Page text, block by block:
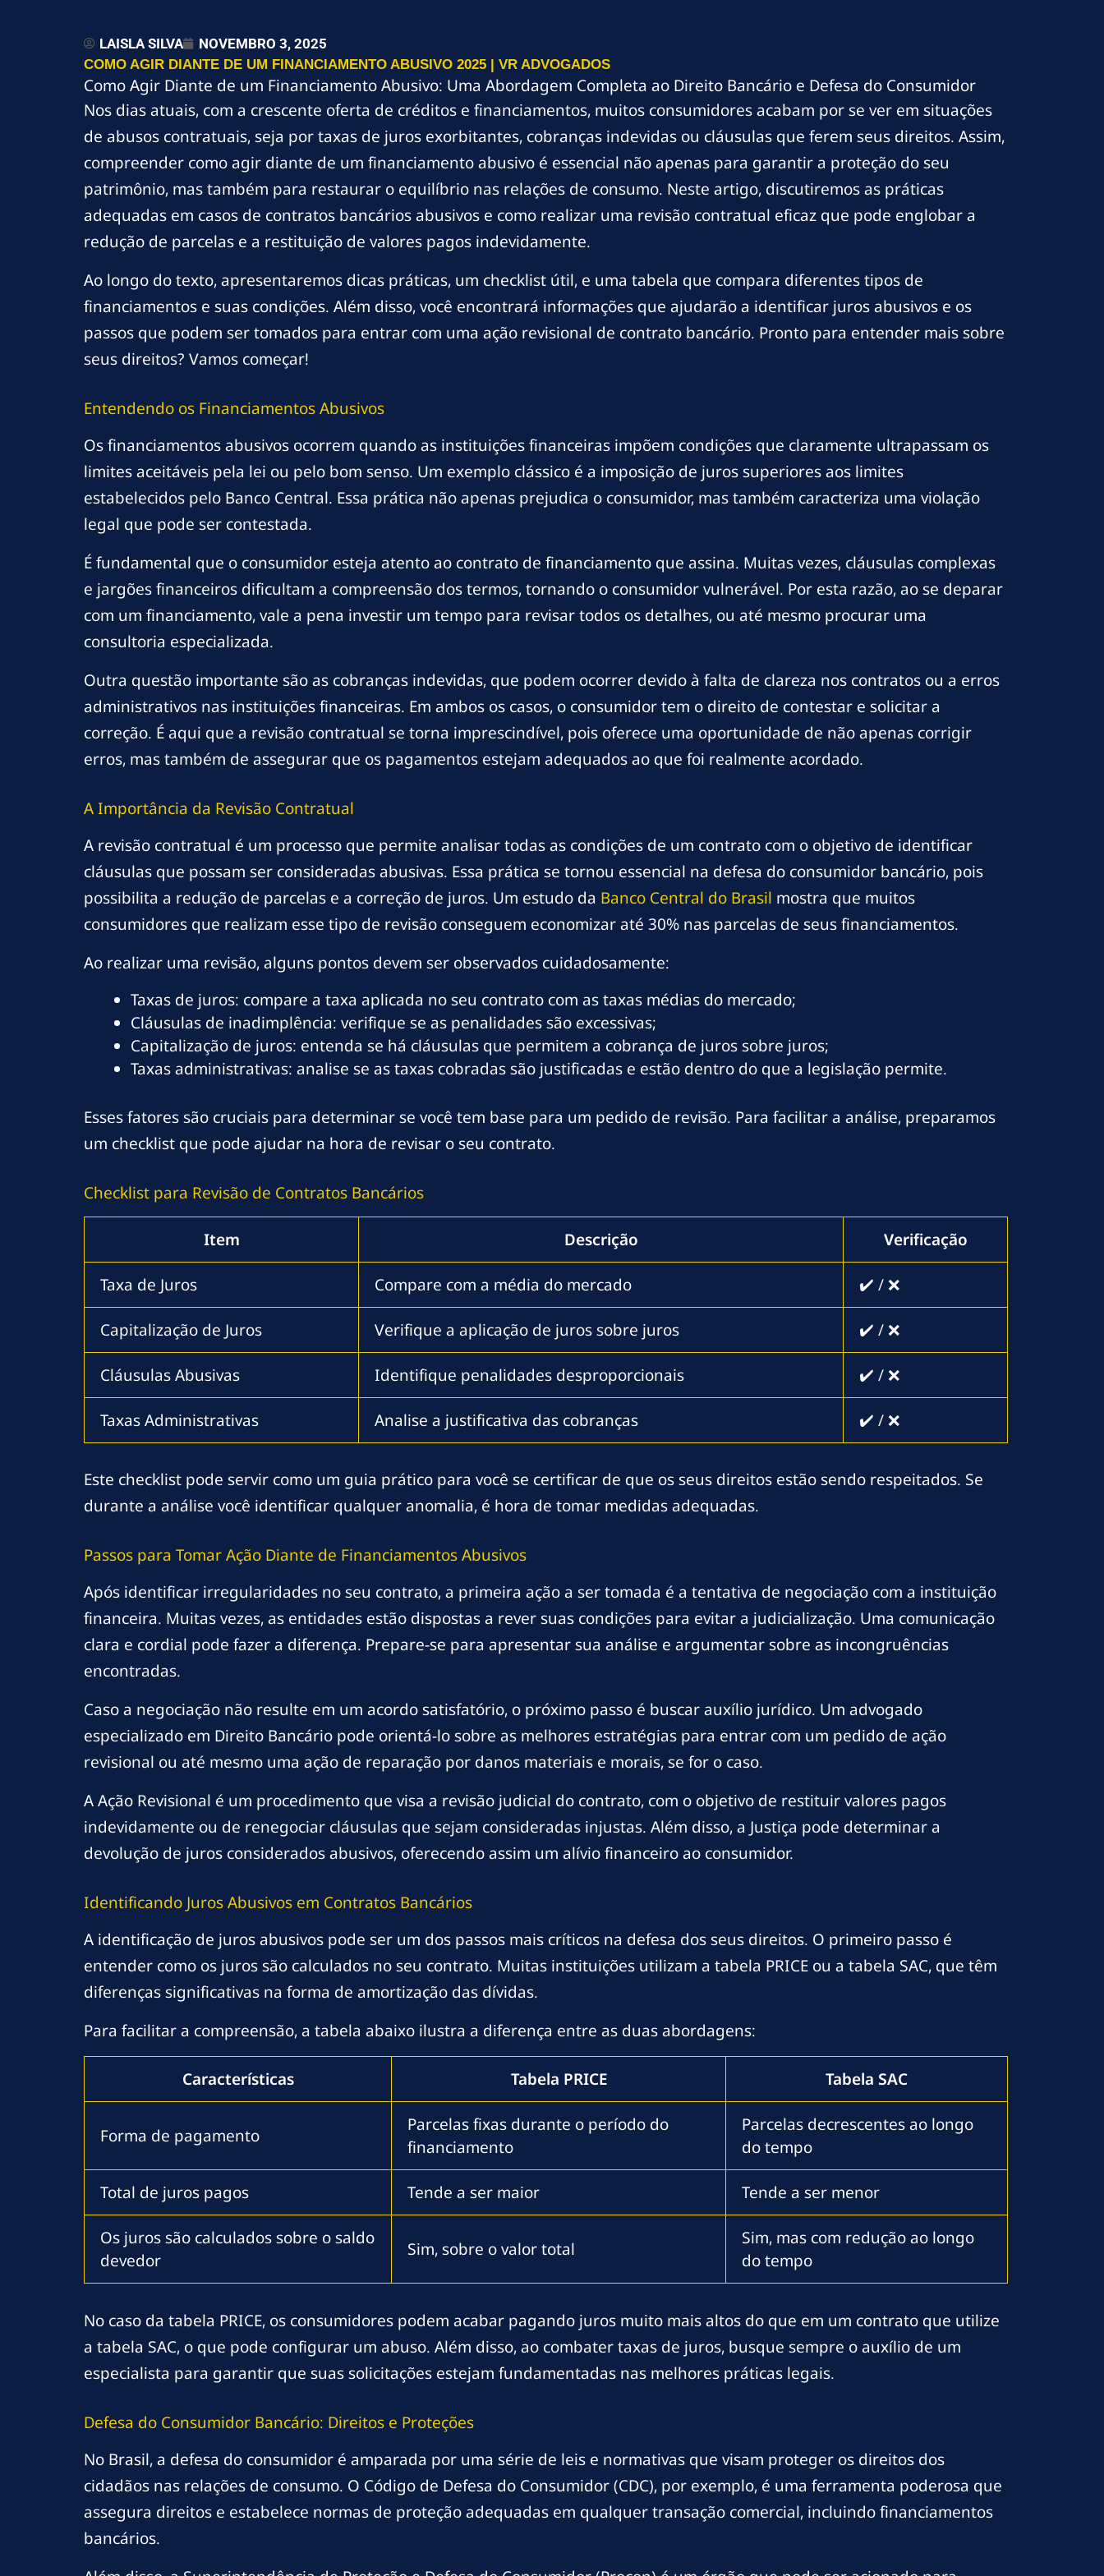
LAISLA SILVA NOVEMBRO 3, 2025
COMO AGIR DIANTE DE UM FINANCIAMENTO ABUSIVO 2025 | VR ADVOGADOS
Como Agir Diante de um Financiamento Abusivo: Uma Abordagem Completa ao Direito Bancário e Defesa do Consumidor
Nos dias atuais, com a crescente oferta de créditos e financiamentos, muitos consumidores acabam por se ver em situações
de abusos contratuais, seja por taxas de juros exorbitantes, cobranças indevidas ou cláusulas que ferem seus direitos. Assim,
compreender como agir diante de um financiamento abusivo é essencial não apenas para garantir a proteção do seu
patrimônio, mas também para restaurar o equilíbrio nas relações de consumo. Neste artigo, discutiremos as práticas
adequadas em casos de contratos bancários abusivos e como realizar uma revisão contratual eficaz que pode englobar a
redução de parcelas e a restituição de valores pagos indevidamente.
Ao longo do texto, apresentaremos dicas práticas, um checklist útil, e uma tabela que compara diferentes tipos de
financiamentos e suas condições. Além disso, você encontrará informações que ajudarão a identificar juros abusivos e os
passos que podem ser tomados para entrar com uma ação revisional de contrato bancário. Pronto para entender mais sobre
seus direitos? Vamos começar!
Entendendo os Financiamentos Abusivos
Os financiamentos abusivos ocorrem quando as instituições financeiras impõem condições que claramente ultrapassam os
limites aceitáveis pela lei ou pelo bom senso. Um exemplo clássico é a imposição de juros superiores aos limites
estabelecidos pelo Banco Central. Essa prática não apenas prejudica o consumidor, mas também caracteriza uma violação
legal que pode ser contestada.
É fundamental que o consumidor esteja atento ao contrato de financiamento que assina. Muitas vezes, cláusulas complexas
e jargões financeiros dificultam a compreensão dos termos, tornando o consumidor vulnerável. Por esta razão, ao se deparar
com um financiamento, vale a pena investir um tempo para revisar todos os detalhes, ou até mesmo procurar uma
consultoria especializada.
Outra questão importante são as cobranças indevidas, que podem ocorrer devido à falta de clareza nos contratos ou a erros
administrativos nas instituições financeiras. Em ambos os casos, o consumidor tem o direito de contestar e solicitar a
correção. É aqui que a revisão contratual se torna imprescindível, pois oferece uma oportunidade de não apenas corrigir
erros, mas também de assegurar que os pagamentos estejam adequados ao que foi realmente acordado.
A Importância da Revisão Contratual
A revisão contratual é um processo que permite analisar todas as condições de um contrato com o objetivo de identificar
cláusulas que possam ser consideradas abusivas. Essa prática se tornou essencial na defesa do consumidor bancário, pois
possibilita a redução de parcelas e a correção de juros. Um estudo da Banco Central do Brasil mostra que muitos
consumidores que realizam esse tipo de revisão conseguem economizar até 30% nas parcelas de seus financiamentos.
Ao realizar uma revisão, alguns pontos devem ser observados cuidadosamente:
Taxas de juros: compare a taxa aplicada no seu contrato com as taxas médias do mercado;
Cláusulas de inadimplência: verifique se as penalidades são excessivas;
Capitalização de juros: entenda se há cláusulas que permitem a cobrança de juros sobre juros;
Taxas administrativas: analise se as taxas cobradas são justificadas e estão dentro do que a legislação permite.
Esses fatores são cruciais para determinar se você tem base para um pedido de revisão. Para facilitar a análise, preparamos
um checklist que pode ajudar na hora de revisar o seu contrato.
Checklist para Revisão de Contratos Bancários
Item Descrição Verificação
Taxa de Juros Compare com a média do mercado ✔️ / ❌
Capitalização de Juros Verifique a aplicação de juros sobre juros ✔️ / ❌
Cláusulas Abusivas Identifique penalidades desproporcionais ✔️ / ❌
Taxas Administrativas Analise a justificativa das cobranças ✔️ / ❌
Este checklist pode servir como um guia prático para você se certificar de que os seus direitos estão sendo respeitados. Se
durante a análise você identificar qualquer anomalia, é hora de tomar medidas adequadas.
Passos para Tomar Ação Diante de Financiamentos Abusivos
Após identificar irregularidades no seu contrato, a primeira ação a ser tomada é a tentativa de negociação com a instituição
financeira. Muitas vezes, as entidades estão dispostas a rever suas condições para evitar a judicialização. Uma comunicação
clara e cordial pode fazer a diferença. Prepare-se para apresentar sua análise e argumentar sobre as incongruências
encontradas.
Caso a negociação não resulte em um acordo satisfatório, o próximo passo é buscar auxílio jurídico. Um advogado
especializado em Direito Bancário pode orientá-lo sobre as melhores estratégias para entrar com um pedido de ação
revisional ou até mesmo uma ação de reparação por danos materiais e morais, se for o caso.
A Ação Revisional é um procedimento que visa a revisão judicial do contrato, com o objetivo de restituir valores pagos
indevidamente ou de renegociar cláusulas que sejam consideradas injustas. Além disso, a Justiça pode determinar a
devolução de juros considerados abusivos, oferecendo assim um alívio financeiro ao consumidor.
Identificando Juros Abusivos em Contratos Bancários
A identificação de juros abusivos pode ser um dos passos mais críticos na defesa dos seus direitos. O primeiro passo é
entender como os juros são calculados no seu contrato. Muitas instituições utilizam a tabela PRICE ou a tabela SAC, que têm
diferenças significativas na forma de amortização das dívidas.
Para facilitar a compreensão, a tabela abaixo ilustra a diferença entre as duas abordagens:
Características Tabela PRICE Tabela SAC
Forma de pagamento
Parcelas fixas durante o período do
financiamento
Parcelas decrescentes ao longo
do tempo
Total de juros pagos Tende a ser maior Tende a ser menor
Os juros são calculados sobre o saldo
devedor
Sim, sobre o valor total
Sim, mas com redução ao longo
do tempo
No caso da tabela PRICE, os consumidores podem acabar pagando juros muito mais altos do que em um contrato que utilize
a tabela SAC, o que pode configurar um abuso. Além disso, ao combater taxas de juros, busque sempre o auxílio de um
especialista para garantir que suas solicitações estejam fundamentadas nas melhores práticas legais.
Defesa do Consumidor Bancário: Direitos e Proteções
No Brasil, a defesa do consumidor é amparada por uma série de leis e normativas que visam proteger os direitos dos
cidadãos nas relações de consumo. O Código de Defesa do Consumidor (CDC), por exemplo, é uma ferramenta poderosa que
assegura direitos e estabelece normas de proteção adequadas em qualquer transação comercial, incluindo financiamentos
bancários.